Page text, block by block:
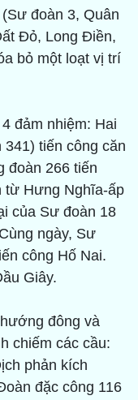
đoàn 3, Quân
Ðỏ, Long Ðiền,
bỏ một loạt vị trí
đảm nhiệm: Hai
tiến công căn
đoàn 266 tiến
từ Hưng Nghĩa-ấp
của Sư đoàn 18
ngày, Sư
công Hố Nai.
Giây.
đông và
chiếm các cầu:
phản kích
đặc công 116